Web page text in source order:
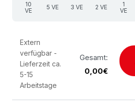
10
VE
5 VE 3 VE 2 VE
1
VE
Extern
verfügbar -
Lieferzeit ca.
5-15
Arbeitstage
Gesamt:
0,00€